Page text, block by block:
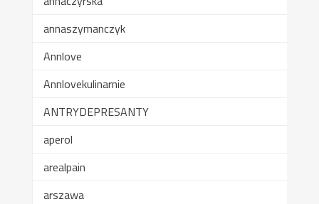
annaszymanczyk
Annlove
Annlovekulinarnie
ANTRYDEPRESANTY
aperol
arealpain
arszawa